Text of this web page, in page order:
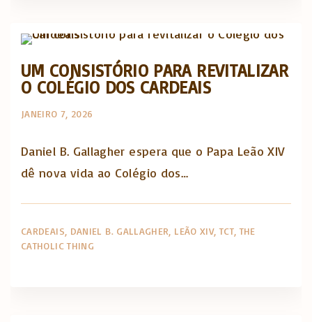
UM CONSISTÓRIO PARA REVITALIZAR
O COLÉGIO DOS CARDEAIS
JANEIRO 7, 2026
Daniel B. Gallagher espera que o Papa Leão XIV
dê nova vida ao Colégio dos…
CARDEAIS DANIEL B. GALLAGHER LEÃO XIV TCT THE
CATHOLIC THING